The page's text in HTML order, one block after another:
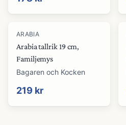
ARABIA
Arabia tallrik 19 cm,
Familjemys
Bagaren och Kocken
219 kr